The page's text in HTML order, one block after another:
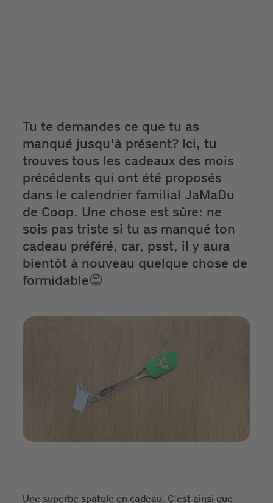
Tu te demandes ce que tu as
manqué jusqu’à présent? Ici, tu
trouves tous les cadeaux des mois
précédents qui ont été proposés
dans le calendrier familial JaMaDu
de Coop. Une chose est sûre: ne
sois pas triste si tu as manqué ton
cadeau préféré, car, psst, il y aura
bientôt à nouveau quelque chose de
formidable😊
Une superbe spatule en cadeau. C'est ainsi que